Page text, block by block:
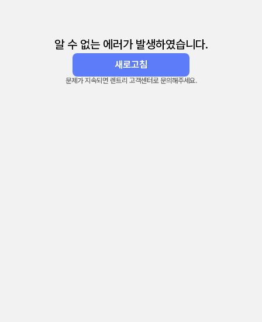
알 수 없는 에러가 발생하였습니다.
새로고침
문제가 지속되면 렌트리 고객센터로 문의해주세요.